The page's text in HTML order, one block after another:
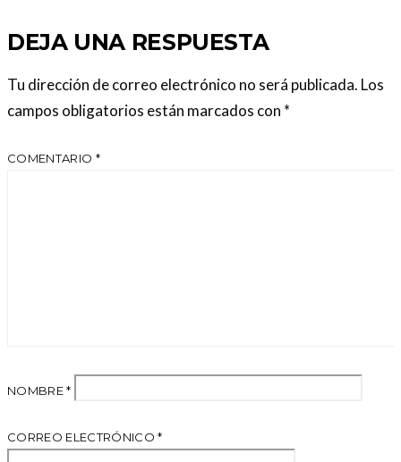
DEJA UNA RESPUESTA
Tu dirección de correo electrónico no será publicada. Los
campos obligatorios están marcados con *
COMENTARIO *
NOMBRE*
CORREO ELECTRÓNICO*